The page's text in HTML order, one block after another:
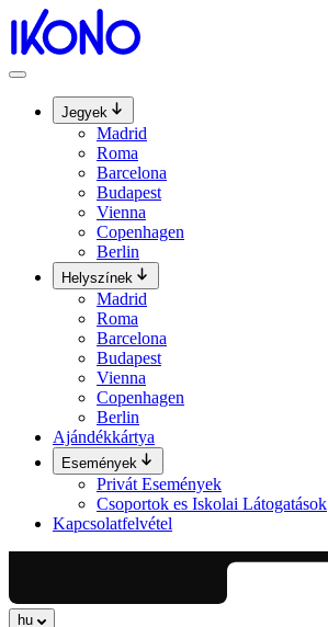
Ugrás
tartalomhoz
Jegyek
Madrid
Roma
Barcelona
Budapest
Vienna
Copenhagen
Berlin
Helyszínek
Madrid
Roma
Barcelona
Budapest
Vienna
Copenhagen
Berlin
Ajándékkártya
Események
Privát Események
Csoportok es Iskolai Látogatások
Kapcsolatfelvétel
hu